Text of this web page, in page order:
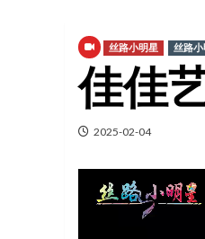
丝路小明星 丝路
佳佳
2025-02-04